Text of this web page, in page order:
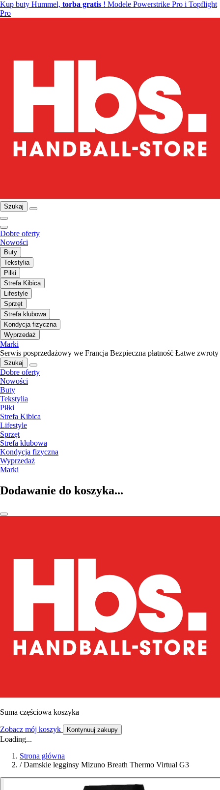
Kup buty Hummel, torba gratis ! Modele Powerstrike Pro i Topflight
Pro
Szukaj
Dobre oferty
Nowości
Buty
Tekstylia
Piłki
Strefa Kibica
Lifestyle
Sprzęt
Strefa klubowa
Kondycja fizyczna
Wyprzedaż
Marki
Serwis posprzedażowy we Francja Bezpieczna płatność Łatwe zwroty
Szukaj
Dobre oferty
Nowości
Buty
Tekstylia
Piłki
Strefa Kibica
Lifestyle
Sprzęt
Strefa klubowa
Kondycja fizyczna
Wyprzedaż
Marki
Dodawanie do koszyka...
Suma częściowa koszyka
Zobacz mój koszyk Kontynuuj zakupy
Loading...
Strona główna
/ Damskie legginsy Mizuno Breath Thermo Virtual G3